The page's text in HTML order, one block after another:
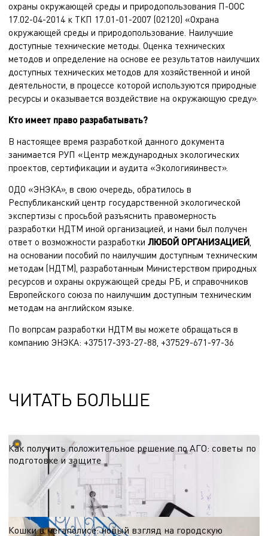
охраны окружающей среды и природопользования П-ООС
17.02-04-2014 к ТКП 17.01-01-2007 (02120) «Охрана
окружающей среды и природопользование. Наилучшие
доступные технические методы. Оценка технических
методов и определение на основе ее результатов наилучших
доступных технических методов для хозяйственной и иной
деятельности, в процессе которой используются природные
ресурсы и оказывается воздействие на окружающую среду».
Кто имеет право разрабатывать?
В настоящее время разработкой данного документа
занимается РУП «Центр международных экологических
проектов, сертификации и аудита «Экологияинвест».
ОДО «ЭНЭКА», в свою очередь, обратилось в
Республиканский центр государственной экологической
экспертизы с просьбой разъяснить правомерность
разработки НДТМ иной организацией, и нами был получен
ответ о возможности разработки ЛЮБОЙ ОРГАНИЗАЦИЕЙ
на основании пособий по наилучшим доступным техническим
методам (НДТМ), разработанным Министерством природных
ресурсов и охраны окружающей среды РБ, и справочников
Европейского союза по наилучшим доступным техническим
методам на английском языке.
По вопрсам разработки НДТМ вы можете обращаться в
компанию ЭНЭКА: +37517-393-27-88, +37529-671-97-36
ЧИТАТЬ БОЛЬШЕ
Как получить положительное решение по АГО: советы по
подготовке и защите
Согласование архитектурно-градостроительного облика — этап, от которого
зависят сроки старта проекта. Делимся рекомендациями по подготовке к
процедуре с учётом региональных требований и эффективной коммуникации
с администрацией.
15.06.2026
Кошки в мегаполисе: новый взгляд на городскую